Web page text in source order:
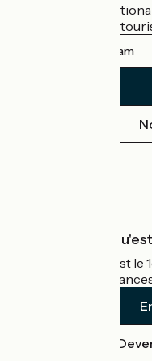
L'association
guide officiel du
Instagram
Accueil Vélo
Accueil Vélo c'est le
cyclistes en